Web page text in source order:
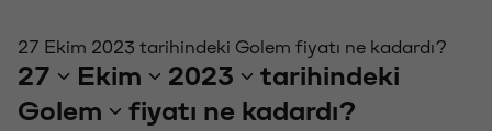
27 Ekim 2023 tarihindeki Golem fiyatı ne kadardı?
27 Ekim 2023
tarihindeki
Golem
fiyatı ne kadardı?